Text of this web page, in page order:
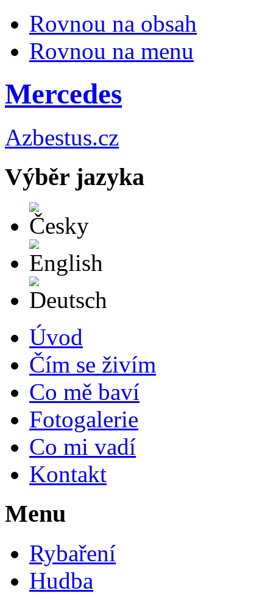
Rovnou na obsah
Rovnou na menu
Mercedes
Azbestus.cz
Výběr jazyka
Úvod
Čím se živím
Co mě baví
Fotogalerie
Co mi vadí
Kontakt
Menu
Rybaření
Hudba